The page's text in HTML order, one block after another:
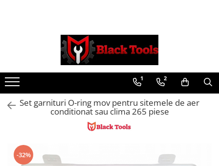
Scule Service Auto
Chei Si Truse De Chei
Chei combinate
Chei Combinate Cu Clichet
Chei Cotite
Clesti autoblocanti
Clesti pentru sertizat
1 2
Set garnituri O-ring mov pentru sitemele de aer
conditionat sau clima 265 piese
-32%